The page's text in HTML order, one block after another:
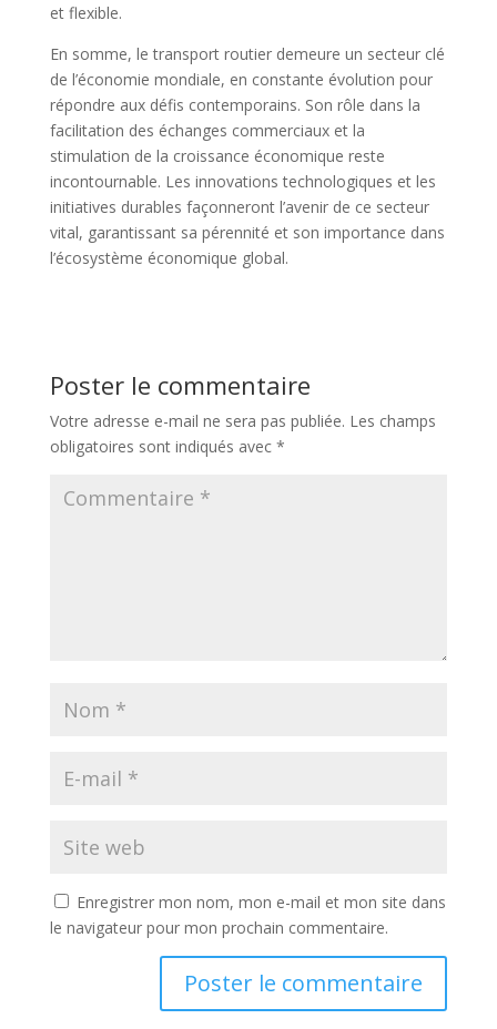
et flexible.
En somme, le transport routier demeure un secteur clé
de l’économie mondiale, en constante évolution pour
répondre aux défis contemporains. Son rôle dans la
facilitation des échanges commerciaux et la
stimulation de la croissance économique reste
incontournable. Les innovations technologiques et les
initiatives durables façonneront l’avenir de ce secteur
vital, garantissant sa pérennité et son importance dans
l’écosystème économique global.
Poster le commentaire
Votre adresse e-mail ne sera pas publiée. Les champs
obligatoires sont indiqués avec *
Enregistrer mon nom, mon e-mail et mon site dans
le navigateur pour mon prochain commentaire.